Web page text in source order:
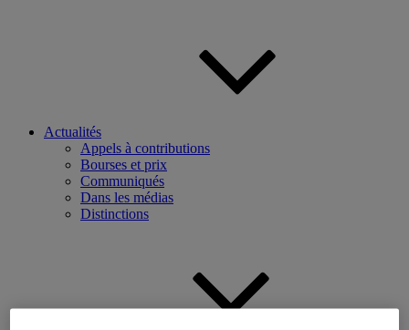
Actualités
Appels à contributions
Bourses et prix
Communiqués
Dans les médias
Distinctions